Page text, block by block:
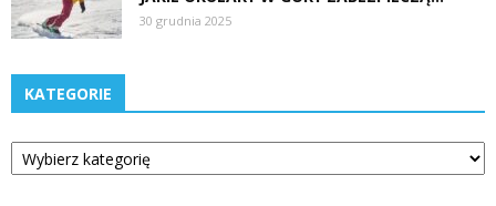
30 grudnia 2025
KATEGORIE
Kategorie